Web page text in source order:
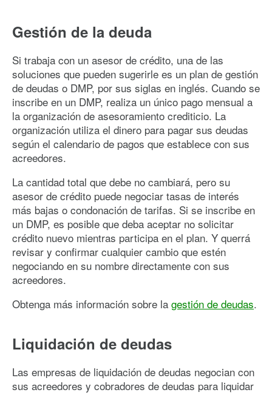
Gestión de la deuda
Si trabaja con un asesor de crédito, una de las
soluciones que pueden sugerirle es un plan de gestión
de deudas o DMP, por sus siglas en inglés. Cuando se
inscribe en un DMP, realiza un único pago mensual a
la organización de asesoramiento crediticio. La
organización utiliza el dinero para pagar sus deudas
según el calendario de pagos que establece con sus
acreedores.
La cantidad total que debe no cambiará, pero su
asesor de crédito puede negociar tasas de interés
más bajas o condonación de tarifas. Si se inscribe en
un DMP, es posible que deba aceptar no solicitar
crédito nuevo mientras participa en el plan. Y querrá
revisar y confirmar cualquier cambio que estén
negociando en su nombre directamente con sus
acreedores.
Obtenga más información sobre la gestión de deudas.
Liquidación de deudas
Las empresas de liquidación de deudas negocian con
sus acreedores y cobradores de deudas para liquidar